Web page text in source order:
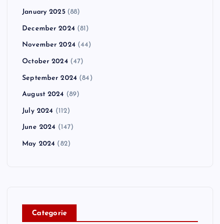
January 2025(88)
December 2024 (81)
November 2024 (44)
October 2024 (47)
September 2024 (84)
August 2024 (89)
July 2024 (112)
June 2024 (147)
May 2024 (82)
Categorie